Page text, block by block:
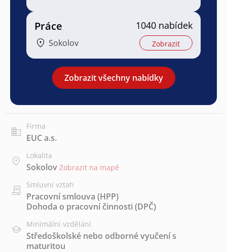
Práce
Sokolov
1040 nabídek
Zobrazit
Zobrazit všechny nabídky
Firma
EUC a.s.
Lokalita
Sokolov Zobrazit na mapě
Smluvní vztah
Pracovní smlouva (HPP)
Dohoda o pracovní činnosti (DPČ)
Minimální vzdělání
Středoškolské nebo odborné vyučení s
maturitou